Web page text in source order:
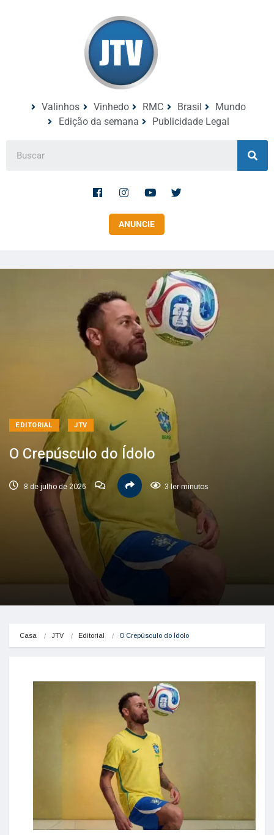
Valinhos Vinhedo RMC Brasil
Mundo
Edição da semana
Publicidade Legal
ANUNCIE
EDITORIAL JTV
O Crepúsculo do Ídolo
8 de julho de 2026 3 ler minutos
Casa JTV Editorial O Crepúsculo do Ídolo